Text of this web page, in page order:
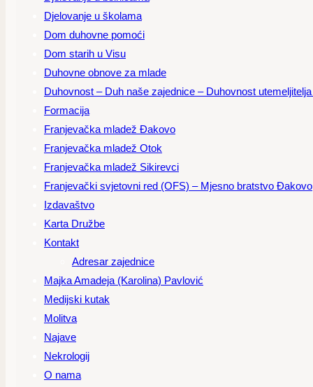
Djelovanje u školama
Dom duhovne pomoći
Dom starih u Visu
Duhovne obnove za mlade
Duhovnost – Duh naše zajednice – Duhovnost
Formacija
Franjevačka mladež Đakovo
Franjevačka mladež Otok
Franjevačka mladež Sikirevci
Franjevački svjetovni red (OFS) – Mjesno bratstvo Đakovo
Izdavaštvo
Karta Družbe
Kontakt
Adresar zajednice
Majka Amadeja (Karolina) Pavlović
Medijski kutak
Molitva
Najave
Nekrologij
O nama